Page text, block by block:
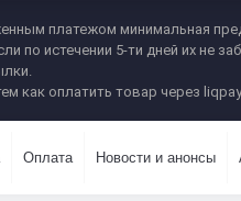
платежом минимальная
по истечении 5-ти дней их не
как оплатить товар через
Оплата Новости и анонсы